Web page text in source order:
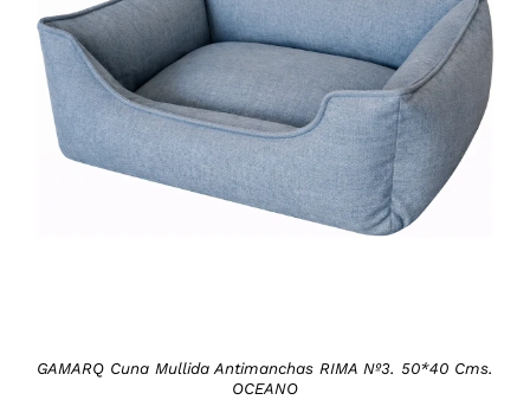
DETAILS
GAMARQ Cuna Mullida Antimanchas RIMA Nº3. 50*40 Cms.
OCEANO